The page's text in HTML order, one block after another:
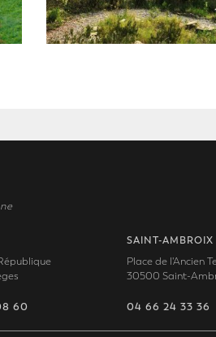
60
SAINT-AMBROIX
Place de l'Ancien
30500 Saint-
04 66 24 33 36